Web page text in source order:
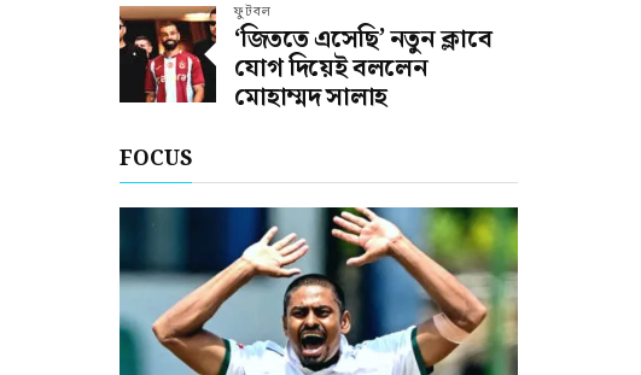
ফুটবল
‘জিততে এসেছি’ নতুন ক্লাবে
যোগ দিয়েই বললেন
মোহাম্মদ সালাহ
FOCUS